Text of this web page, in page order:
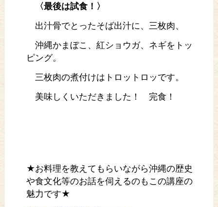
〈最後は試食！〉
出汁骨でとったそば出汁に、三枚肉、
沖縄かまぼこ、紅ショウガ、ネギをトッ
ピング。
三枚肉の煮付けはトロットロッです。
美味しくいただきました！ 完食！
★お料理を教えてもらいながら沖縄の歴史
や食文化等のお話を伺えるのもこの講座の
魅力です★